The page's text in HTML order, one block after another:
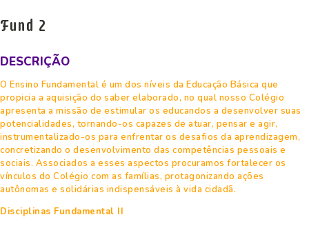
Fund 2
DESCRIÇÃO
O Ensino Fundamental é um dos níveis da Educação Básica que
propicia a aquisição do saber elaborado, no qual nosso Colégio
apresenta a missão de estimular os educandos a desenvolver suas
potencialidades, tornando-os capazes de atuar, pensar e agir,
instrumentalizado-os para enfrentar os desafios da aprendizagem,
concretizando o desenvolvimento das competências pessoais e
sociais. Associados a esses aspectos procuramos fortalecer os
vínculos do Colégio com as famílias, protagonizando ações
autônomas e solidárias indispensáveis à vida cidadã.
Disciplinas Fundamental II